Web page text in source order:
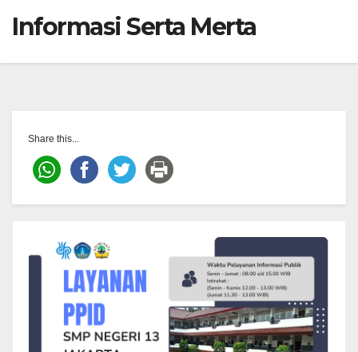
Informasi Serta Merta
Share this...